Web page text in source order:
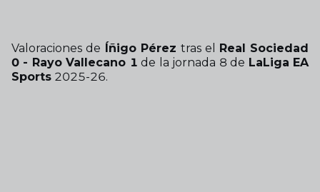
Valoraciones de Íñigo Pérez tras el Real Sociedad
0 - Rayo Vallecano 1 de la jornada 8 de LaLiga EA
Sports 2025-26.